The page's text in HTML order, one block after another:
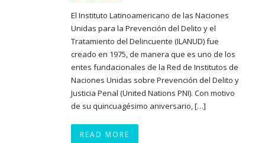
El Instituto Latinoamericano de las Naciones
Unidas para la Prevención del Delito y el
Tratamiento del Delincuente (ILANUD) fue
creado en 1975, de manera que es uno de los
entes fundacionales de la Red de Institutos de
Naciones Unidas sobre Prevención del Delito y
Justicia Penal (United Nations PNI). Con motivo
de su quincuagésimo aniversario, […]
READ MORE